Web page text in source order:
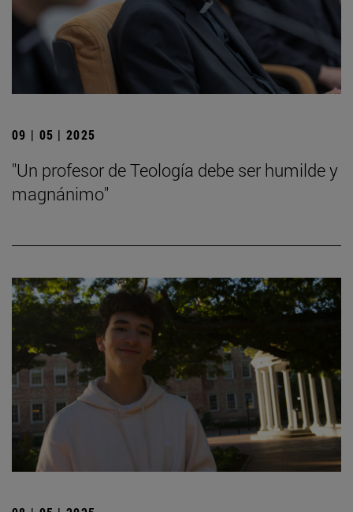
09 | 05 | 2025
"Un profesor de Teología debe ser humilde y
magnánimo"